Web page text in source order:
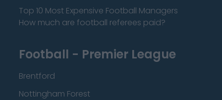
Top 10 Most Expensive Football Managers
How much are football referees paid?
Football - Premier League
Brentford
Nottingham Forest